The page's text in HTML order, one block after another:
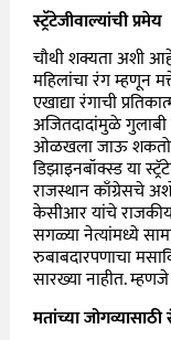
स्ट्रॅटेजीवाल्यांची प्रमेय
चौथी शक्यता अशी
महिलांचा रंग म्हणून
एखाद्या रंगाची
अजितदादांमुळे
ओळखला जाऊ शकतो.
डिझाइनबॉक्स्ड या
राजस्थान काँग्रेसचे
केसीआर यांचे राजकीय
सगळ्या नेत्यांमध्ये
रुबाबदारपणाचा
सारख्या नाहीत.
मतांच्या जोगव्यासाठी